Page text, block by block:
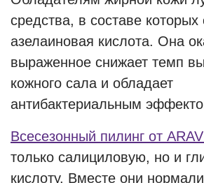
средства, в составе которых
азелаиновая кислота. Она
выраженное снижает темп
кожного сала и обладает
антибактериальным
Всесезонный пилинг от
только салициловую, но и
кислоту. Вместе они